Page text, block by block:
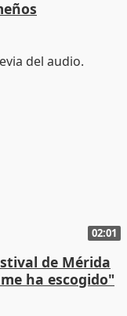
02:01
de Mérida
ha escogido"